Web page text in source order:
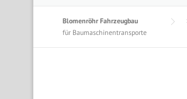
Blomenröhr Fahrzeugbau
für Baumaschinentransporte